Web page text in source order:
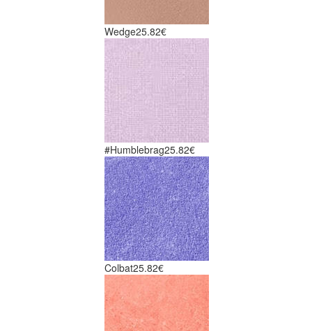
Wedge25.82€
#Humblebrag25.82€
Colbat25.82€